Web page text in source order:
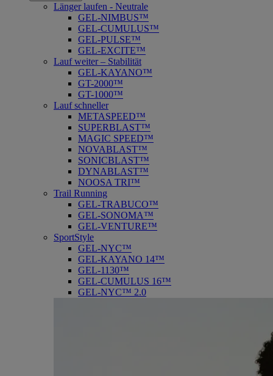
Länger laufen - Neutrale
GEL-NIMBUS™
GEL-CUMULUS™
GEL-PULSE™
GEL-EXCITE™
Lauf weiter – Stabilität
GEL-KAYANO™
GT-2000™
GT-1000™
Lauf schneller
METASPEED™
SUPERBLAST™
MAGIC SPEED™
NOVABLAST™
SONICBLAST™
DYNABLAST™
NOOSA TRI™
Trail Running
GEL-TRABUCO™
GEL-SONOMA™
GEL-VENTURE™
SportStyle
GEL-NYC™
GEL-KAYANO 14™
GEL-1130™
GEL-CUMULUS 16™
GEL-NYC™ 2.0